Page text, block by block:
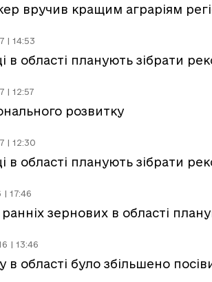
вручив кращим аграріям
| 14:53
в області планують зібрати
| 12:57
розвитку
| 12:30
в області планують зібрати
| 17:46
зернових в області
| 13:46
в області було збільшено